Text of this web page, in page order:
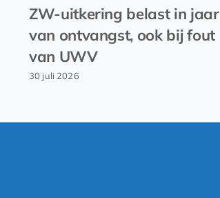
ZW-uitkering belast in jaar
van ontvangst, ook bij fout
van UWV
30 juli 2026